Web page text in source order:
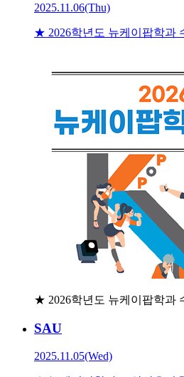
2025.11.06(Thu)
★ 2026학년도 뉴케이팝학과
★ 2026학년도 뉴케이팝학과
SAU
2025.11.05(Wed)